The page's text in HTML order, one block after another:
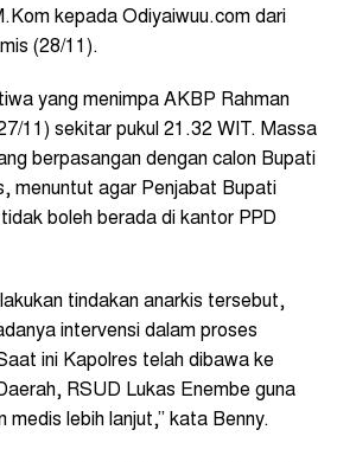
kepada Odiyaiwuu.com dari
(28/11).
yang menimpa AKBP Rahman
11) sekitar pukul 21.32 WIT. Massa
berpasangan dengan calon Bupati
menuntut agar Penjabat Bupati
boleh berada di kantor PPD
tindakan anarkis tersebut,
intervensi dalam proses
ini Kapolres telah dibawa ke
RSUD Lukas Enembe guna
medis lebih lanjut,” kata Benny.